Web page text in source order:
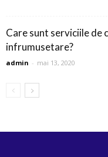
Care sunt serviciile de
infrumusetare?
admin - mai 13, 2020